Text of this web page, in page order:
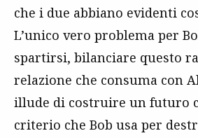
che i due abbiano evidenti
L’unico vero problema per
spartirsi, bilanciare questo
relazione che consuma con
illude di costruire un futuro
criterio che Bob usa per